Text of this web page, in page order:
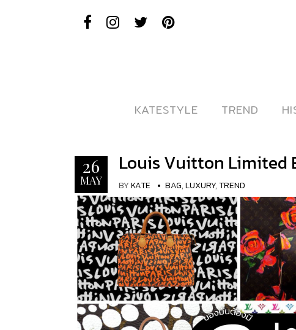
KATESTYLE
KATESTYLE TREND
TREND
26
MAY
Louis Vuitton Limited
BYKATE BAG,LUXURY,TREND